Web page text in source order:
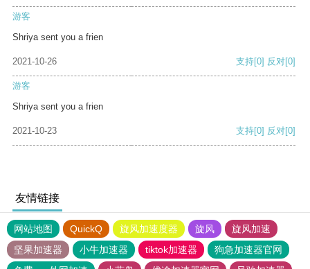
游客
Shriya sent you a frien
2021-10-26 支持[0] 反对[0]
游客
Shriya sent you a frien
2021-10-23 支持[0] 反对[0]
友情链接
网站地图 QuickQ 旋风加速度器 旋风
旋风加速
坚果加速器
小牛加速器 tiktok加速器
狗急加速器官网